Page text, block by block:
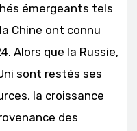
émergeants tels
Chine ont connu
Alors que la Russie,
sont restés ses
la croissance
des